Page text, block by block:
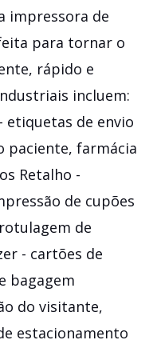
impressora de
para tornar o
rápido e
incluem:
de envio
paciente, farmácia
Retalho -
de cupões
de
- cartões de
bagagem
do visitante,
estacionamento